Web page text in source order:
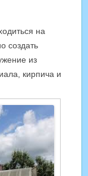
на
создать
из
кирпича и